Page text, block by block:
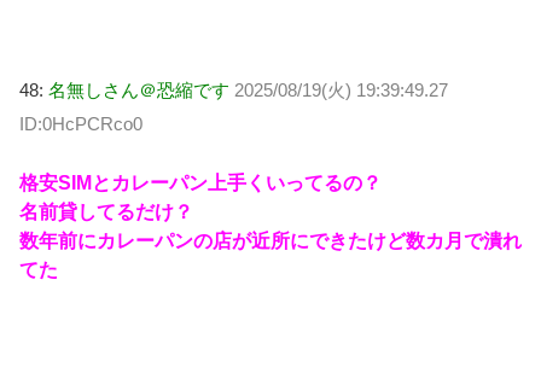
48: 名無しさん＠恐縮です 2025/08/19(火) 19:39:49.27
ID:0HcPCRco0
格安SIMとカレーパン上手くいってるの？
名前貸してるだけ？
数年前にカレーパンの店が近所にできたけど数カ月で潰れ
てた